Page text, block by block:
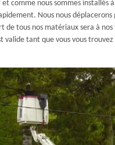
comme nous sommes installés
Nous nous
de tous nos matériaux sera à nos
valide tant que vous vous trouvez